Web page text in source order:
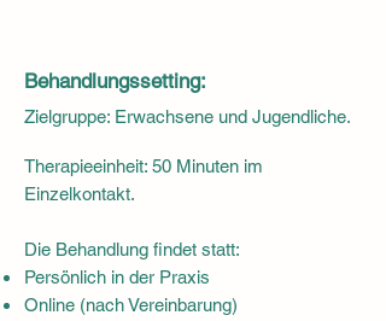
Behandlungssetting:
Zielgruppe: Erwachsene und Jugendliche.
Therapieeinheit: 50 Minuten im
Einzelkontakt.
Die Behandlung findet statt:
Persönlich in der Praxis
Online (nach Vereinbarung)